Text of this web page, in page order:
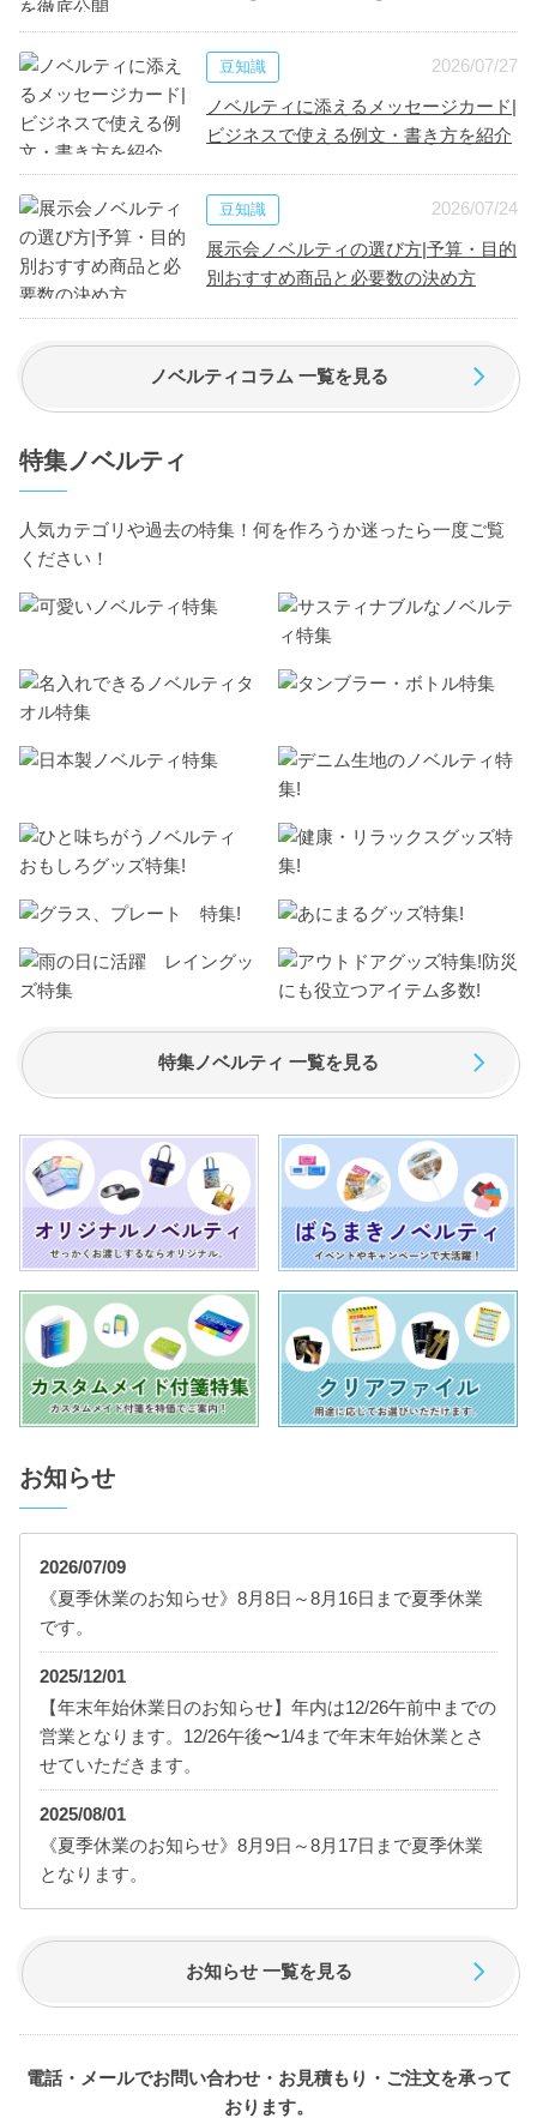
豆知識
2026/07/27
ノベルティに添えるメッセージカード|
ビジネスで使える例文・書き方を紹介
豆知識
2026/07/24
展示会ノベルティの選び方|予算・目的
別おすすめ商品と必要数の決め方
ノベルティコラム 一覧を見る
特集ノベルティ
人気カテゴリや過去の特集！何を作ろうか迷ったら一度ご覧
ください！
特集ノベルティ 一覧を見る
お知らせ
2026/07/09
《夏季休業のお知らせ》8月8日～8月16日まで夏季休業
です。
2025/12/01
【年末年始休業日のお知らせ】年内は12/26午前中までの
営業となります。12/26午後〜1/4まで年末年始休業とさ
せていただきます。
2025/08/01
《夏季休業のお知らせ》8月9日～8月17日まで夏季休業
となります。
お知らせ 一覧を見る
電話・メールでお問い合わせ・お見積もり・ご注文を承って
おります。